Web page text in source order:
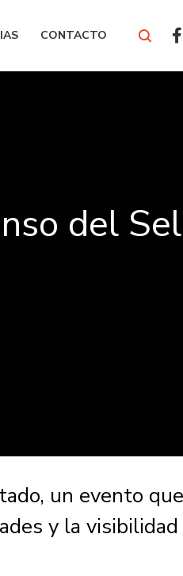
CONTACTO
del
un evento
y la